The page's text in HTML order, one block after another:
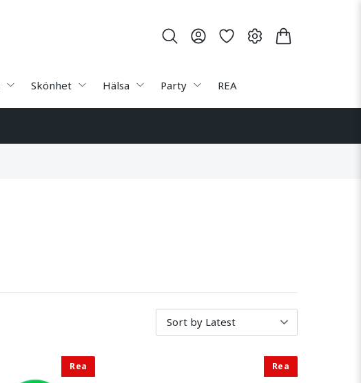
Skönhet Hälsa Party REA
Rea Rea